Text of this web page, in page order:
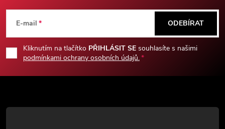
p
a
E-mail
Kliknutím na tlačítko PŘIHLÁSIT SE souhlasíte s našimi
podmínkami ochrany osobních údajů.
ODEBÍRAT